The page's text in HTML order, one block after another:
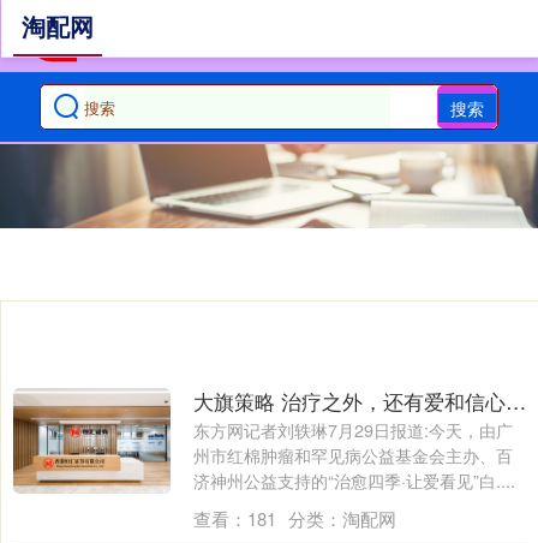
搜索
淘配网
大旗策略 治疗之外，还有爱和信心！上海的这场夏令营，让白血病患儿找回笑容
东方网记者刘轶琳7月29日报道:今天，由广
州市红棉肿瘤和罕见病公益基金会主办、百
济神州公益支持的“治愈四季·让爱看见”白....
查看： 181 分类： 淘配网